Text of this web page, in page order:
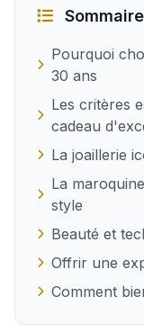
Sommaire
Pourquoi
30 ans
Les critères
cadeau
La joaillerie
La
style
Beauté et
Offrir une
Comment